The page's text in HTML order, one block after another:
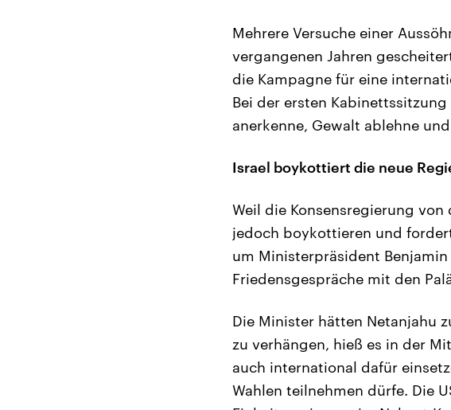
Mehrere Versuche einer
vergangenen Jahren
die Kampagne für eine
Bei der ersten
anerkenne, Gewalt ablehne
Israel boykottiert die neue
Weil die Konsensregierung
jedoch boykottieren und
um Ministerpräsident
Friedensgespräche mit den
Die Minister hätten Netanjahu
zu verhängen, hieß es in der
auch international dafür
Wahlen teilnehmen dürfe. Die